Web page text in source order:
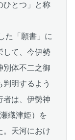
ひとつ」と称
た「願書」に
して、今伊勢
別体不二之御
明するよう
者は、伊勢神
織津姫）を
。天河におけ